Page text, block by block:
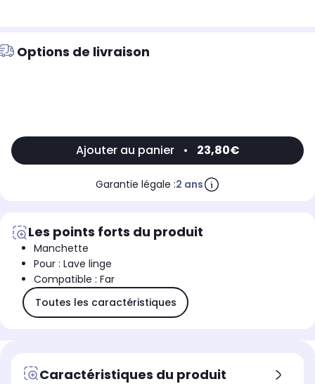
Options de livraison
Ajouter au panier • 23,80€
Garantie légale :2 ans
Les points forts du produit
Manchette
Pour : Lave linge
Compatible : Far
Toutes les caractéristiques
Caractéristiques du produit